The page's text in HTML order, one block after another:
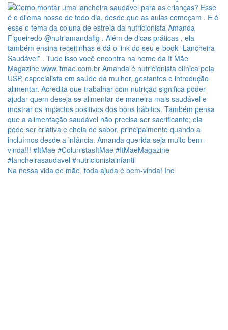
Na nossa vida de mãe, toda ajuda é bem-vinda! Incl